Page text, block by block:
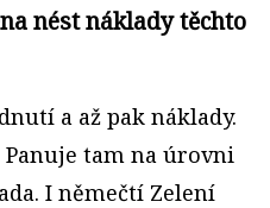
nést náklady těchto
a až pak náklady.
Panuje tam na úrovni
I němečtí Zelení